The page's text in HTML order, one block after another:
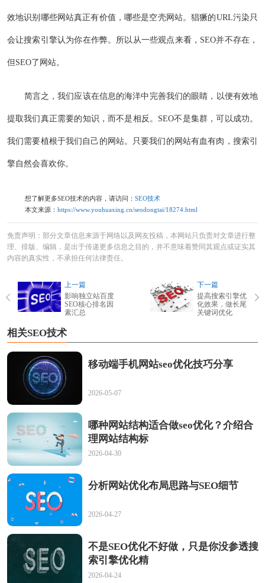
效地识别哪些网站真正有价值，哪些是空壳网站。猖獗的URL污染只
会让搜索引擎认为你在作弊。所以从一些观点来看，SEO并不存在，
但SEO了网站。
简言之，我们应该在信息的海洋中完善我们的眼睛，以便有效地
提取我们真正需要的知识，而不是相反。SEO不是集群，可以成功。
我们需要植根于我们自己的网站。只要我们的网站有血有肉，搜索引
擎自然会喜欢你。
想了解更多SEO技术的内容，请访问： SEO技术
本文来源： https://www.youhuaxing.cn/seodongtai/18274.html
免责声明：部分文章信息来源于网络以及网友投稿，本网站只负责对文章进行整
理、排版、编辑，是出于传递更多信息之目的，并不意味着赞同其观点或证实其
内容的真实性，不承担任何法律责任。
上一篇
影响独立站百度
SEO核心排名因
素汇总
下一篇
提高搜索引擎优
化效果，做长尾
关键词优化
相关SEO技术
移动端手机网站seo优化技巧分享
2026-05-07
哪种网站结构适合做seo优化？介绍合
理网站结构标
2026-04-30
分析网站优化布局思路与SEO细节
2026-04-27
不是SEO优化不好做，只是你没参透搜
索引擎优化精
2026-04-24